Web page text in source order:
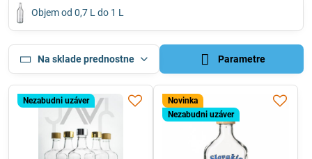
Objem od 0,7 L do 1 L
Na sklade prednostne Parametre
Nezabudni uzáver
Novinka
Nezabudni uzáver